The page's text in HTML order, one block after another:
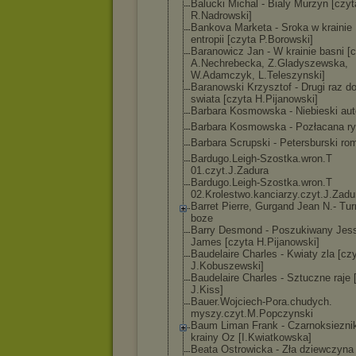
Balucki Michal - Bialy Murzyn
R.Nadrowski]
Bankova Marketa - Sroka w krainie
entropii [czyta P.Borowski]
Baranowicz Jan - W krainie basni
A.Nechrebecka, Z.Gladyszewska,
W.Adamczyk, L.Teleszynski]
Baranowski Krzysztof - Drugi raz
swiata [czyta H.Pijanowski]
Barbara Kosmowska - Niebieski
Barbara Kosmowska - Pozłacana
Barbara Scrupski - Petersburski
Bardugo.Leigh-Szostka.wron.T
01.czyt.J.Zadura
Bardugo.Leigh-Szostka.wron.T
02.Krolestwo.kanciarzy.czyt.
Barret Pierre, Gurgand Jean N.-
boze
Barry Desmond - Poszukiwany
James [czyta H.Pijanowski]
Baudelaire Charles - Kwiaty zla
J.Kobuszewski]
Baudelaire Charles - Sztuczne raje
J.Kiss]
Bauer.Wojciech-Pora.chudych.
myszy.czyt.M.Popczynski
Baum Liman Frank -
krainy Oz [I.Kwiatkowska]
Beata Ostrowicka - Zła dziewczyna